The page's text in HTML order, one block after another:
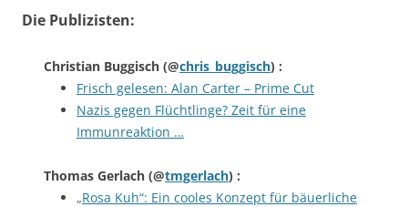
Die Publizisten:
Christian Buggisch (@chris_buggisch) :
Frisch gelesen: Alan Carter – Prime Cut
Nazis gegen Flüchtlinge? Zeit für eine
Immunreaktion …
Thomas Gerlach (@tmgerlach) :
„Rosa Kuh“: Ein cooles Konzept für bäuerliche